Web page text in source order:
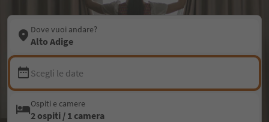
Dove vuoi andare?
Alto Adige
Scegli le date
Ospiti e camere
2 ospiti / 1 camera